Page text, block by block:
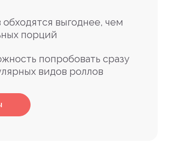
выгоднее, чем
порций
попробовать сразу
видов роллов